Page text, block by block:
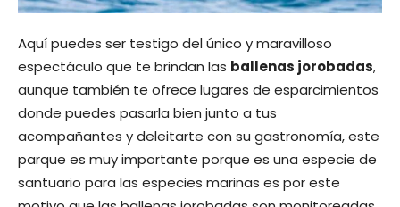
Aquí puedes ser testigo del único y maravilloso
espectáculo que te brindan las ballenas jorobadas,
aunque también te ofrece lugares de esparcimientos
donde puedes pasarla bien junto a tus
acompañantes y deleitarte con su gastronomía, este
parque es muy importante porque es una especie de
santuario para las especies marinas es por este